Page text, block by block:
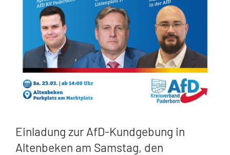
Einladung zur AfD-Kundgebung in
Altenbeken am Samstag, den